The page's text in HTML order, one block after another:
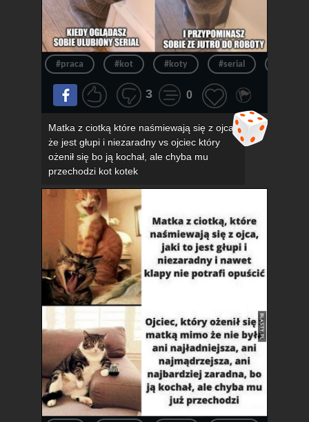
#praca #kot #koty #serial
3 0
Matka z ciotką które naśmiewają się z ojca,
że jest głupi i niezaradny vs ojciec który
ożenił się bo ją kochał, ale chyba mu
przechodzi kot kotek